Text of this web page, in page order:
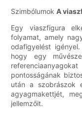
SzimbólumokA
Egy viaszfigura
folyamat, amely
odafigyelést
hogy egy
pontosságának
után a szobrászok
agyagmakettjét,
jellemzőit.